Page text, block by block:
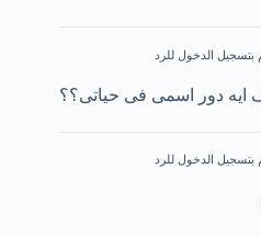
بتسجيل الدخول للرد
ايه دور اسمى فى حياتى؟؟
بتسجيل الدخول للرد